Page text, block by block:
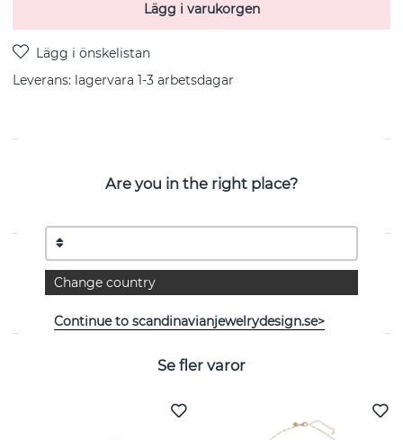
Lägg i varukorgen
Leverans: lagervara 1-3 arbetsdagar
Peace brace armband silver återvunnet silver 16-20 cm
EGENSKAPER
Se fler varor
Are you in the right place?
Change country
Continue to scandinavianjewelrydesign.se>